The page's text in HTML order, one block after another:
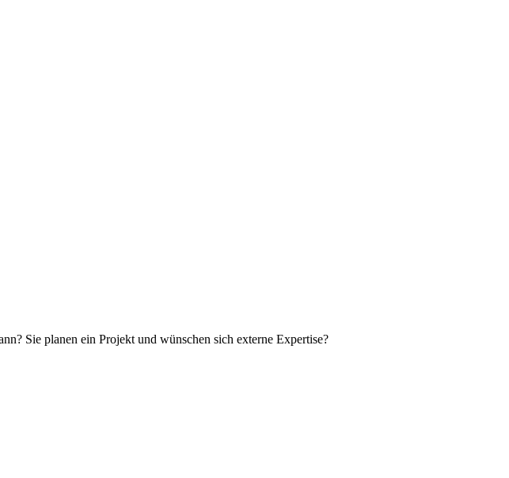
Sie planen ein Projekt und wünschen sich externe Expertise?